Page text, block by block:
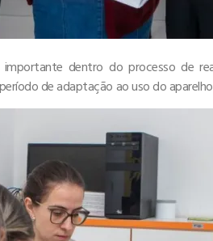
dentro do processo de
de adaptação ao uso do